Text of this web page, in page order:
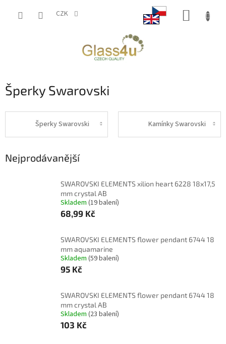
CZK
Šperky Swarovski
Šperky Swarovski Kamínky Swarovski
Nejprodávanější
SWAROVSKI ELEMENTS xilion heart 6228 18x17,5
mm crystal AB
Skladem (19 balení)
68,99 Kč
SWAROVSKI ELEMENTS flower pendant 6744 18
mm aquamarine
Skladem (59 balení)
95 Kč
SWAROVSKI ELEMENTS flower pendant 6744 18
mm crystal AB
Skladem (23 balení)
103 Kč